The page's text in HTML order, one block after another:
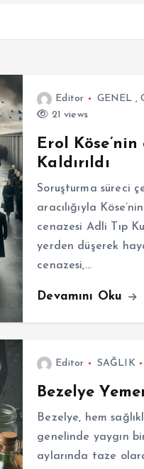
Editor GENEL ,
21 views
Erol
Kaldırıldı
Soruşturma süreci
aracılığıyla
cenazesi Adli Tıp
yerden düşerek
cenazesi,…
Devamını Oku
Editor SAĞLIK
Bezelye
Bezelye, hem
genelinde yaygın
aylarında taze